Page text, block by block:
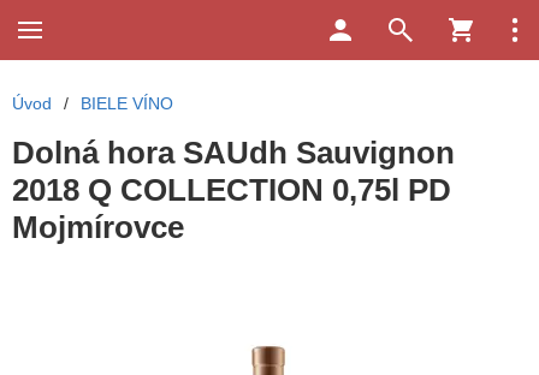
Úvod / BIELE VÍNO
Dolná hora SAUdh Sauvignon
2018 Q COLLECTION 0,75l PD
Mojmírovce